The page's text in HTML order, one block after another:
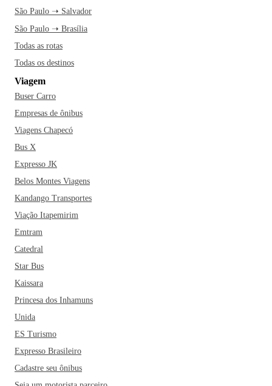
São Paulo ➝ Salvador
São Paulo ➝ Brasília
Todas as rotas
Todas os destinos
Viagem
Buser Carro
Empresas de ônibus
Viagens Chapecó
Bus X
Expresso JK
Belos Montes Viagens
Kandango Transportes
Viação Itapemirim
Emtram
Catedral
Star Bus
Kaissara
Princesa dos Inhamuns
Unida
ES Turismo
Expresso Brasileiro
Cadastre seu ônibus